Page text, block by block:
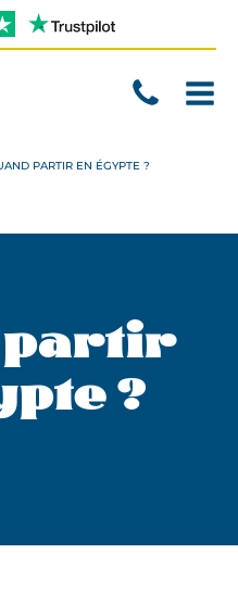
PARTIR EN ÉGYPTE ?
partir
?